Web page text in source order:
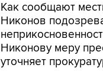
Как сообщают
Никонов
Никонову меру
уточняет